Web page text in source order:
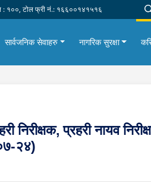
: १००, टोल फ्री नं.: १६६००१४१५१६
सार्वजनिक सेवाहरु नागरिक सुरक्षा
निरीक्षक, प्रहरी नायव
२४)